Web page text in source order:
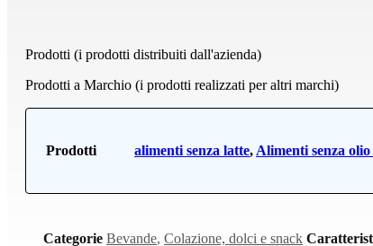
Prodotti (i prodotti distribuiti dall'azienda)
Prodotti a Marchio (i prodotti realizzati per altri marchi)
Prodotti alimenti senza latte, Alimenti senza
Categorie Bevande, Colazione, dolci e snack